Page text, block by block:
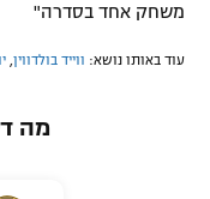
משחק אחד בסדרה"
עוד באותו נושא: ווייד בולדווין
מה